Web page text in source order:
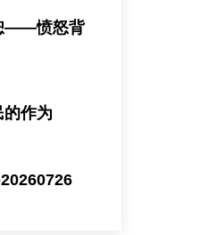
——愤怒背
的作为